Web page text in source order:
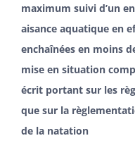
maximum suivi d’un
aisance aquatique en
enchaînées en moins
mise en situation
écrit portant sur les
que sur la
de la natation